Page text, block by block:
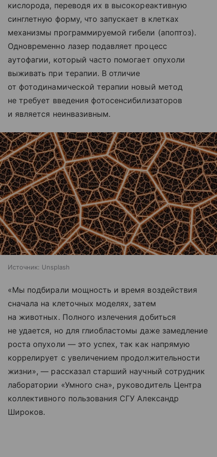
кислорода, переводя их в высокореактивную
синглетную форму, что запускает в клетках
механизмы программируемой гибели (апоптоз).
Одновременно лазер подавляет процесс
аутофагии, который часто помогает опухоли
выживать при терапии. В отличие
от фотодинамической терапии новый метод
не требует введения фотосенсибилизаторов
и является неинвазивным.
Источник: Unsplash
«Мы подбирали мощность и время воздействия
сначала на клеточных моделях, затем
на животных. Полного излечения добиться
не удается, но для глиобластомы даже замедление
роста опухоли — это успех, так как напрямую
коррелирует с увеличением продолжительности
жизни», — рассказал старший научный сотрудник
лаборатории «Умного сна», руководитель Центра
коллективного пользования СГУ Александр
Широков.